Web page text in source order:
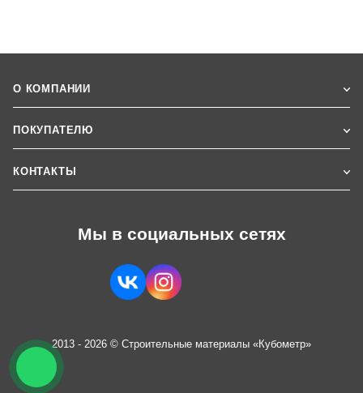
О КОМПАНИИ
ПОКУПАТЕЛЮ
КОНТАКТЫ
Мы в социальных сетях
2013 - 2026 © Строительные материалы «Кубометр»